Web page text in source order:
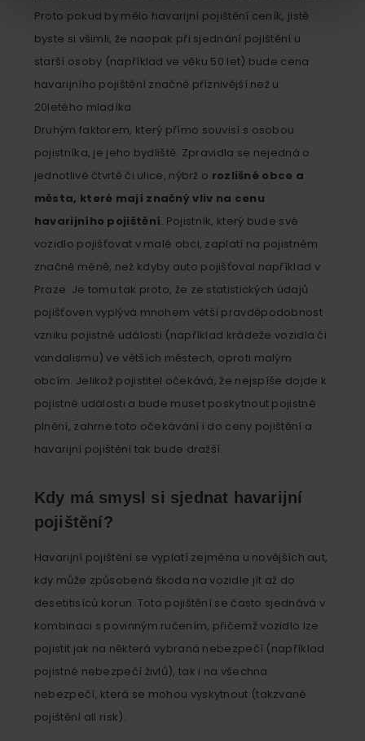
Proto pokud by mělo havarijní pojištění ceník, jistě
byste si všimli, že naopak při sjednání pojištění u
starší osoby (například ve věku 50 let) bude cena
havarijního pojištění značně příznivější než u
20letého mladíka.
Druhým faktorem, který přímo souvisí s osobou
pojistníka, je jeho bydliště. Zpravidla se nejedná o
jednotlivé čtvrtě či ulice, nýbrž o rozlišné obce a
města, které mají značný vliv na cenu
havarijního pojištění. Pojistník, který bude své
vozidlo pojišťovat v malé obci, zaplatí na pojistném
značně méně, než kdyby auto pojišťoval například v
Praze. Je tomu tak proto, že ze statistických údajů
pojišťoven vyplývá mnohem větší pravděpodobnost
vzniku pojistné události (například krádeže vozidla či
vandalismu) ve větších městech, oproti malým
obcím. Jelikož pojistitel očekává, že nejspíše dojde k
pojistné události a bude muset poskytnout pojistné
plnění, zahrne toto očekávání i do ceny pojištění a
havarijní pojištění tak bude dražší.
Kdy má smysl si sjednat havarijní
pojištění?
Havarijní pojištění se vyplatí zejména u novějších aut,
kdy může způsobená škoda na vozidle jít až do
desetitisíců korun. Toto pojištění se často sjednává v
kombinaci s povinným ručením, přičemž vozidlo lze
pojistit jak na některá vybraná nebezpečí (například
pojistné nebezpečí živlů), tak i na všechna
nebezpečí, která se mohou vyskytnout (takzvané
pojištění all risk).